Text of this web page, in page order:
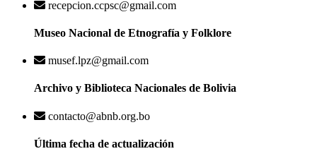
recepcion.ccpsc@gmail.com
Museo Nacional de Etnografía y Folklore
musef.lpz@gmail.com
Archivo y Biblioteca Nacionales de Bolivia
contacto@abnb.org.bo
Última fecha de actualización